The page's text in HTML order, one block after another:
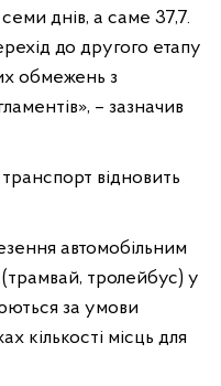
днів, а саме 37,7.
до другого етапу
обмежень з
– зазначив
відновить
автомобільним
тролейбус) у
за умови
кількості місць для